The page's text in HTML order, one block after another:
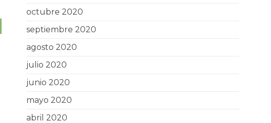
octubre 2020
septiembre 2020
agosto 2020
julio 2020
junio 2020
mayo 2020
abril 2020